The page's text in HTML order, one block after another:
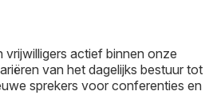
vrijwilligers actief binnen onze
van het dagelijks bestuur tot
sprekers voor conferenties en